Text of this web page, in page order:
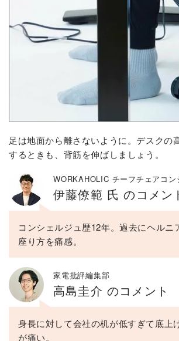
足は地面から離さないように。デスクの
するときも、背筋を伸ばしましょう。
WORKAHOLIC チーフチェアコン
伊藤僚範 氏 のコメン
コンシェルジュ歴12年。過去にヘルニ
座り方を痛感。
家電批評編集部
高島圭介 のコメント
身長に対して会社の机が低すぎて底上
が痛い。